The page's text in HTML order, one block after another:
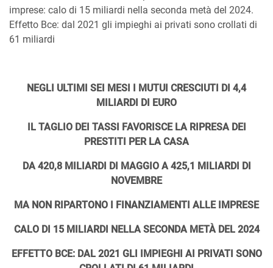
imprese: calo di 15 miliardi nella seconda metà del 2024.
Effetto Bce: dal 2021 gli impieghi ai privati sono crollati di
61 miliardi
NEGLI ULTIMI SEI MESI I MUTUI CRESCIUTI DI 4,4
MILIARDI DI EURO
IL TAGLIO DEI TASSI FAVORISCE LA RIPRESA DEI
PRESTITI PER LA CASA
DA 420,8 MILIARDI DI MAGGIO A 425,1 MILIARDI DI
NOVEMBRE
MA NON RIPARTONO I FINANZIAMENTI ALLE IMPRESE
CALO DI 15 MILIARDI NELLA SECONDA METÀ DEL 2024
EFFETTO BCE: DAL 2021 GLI IMPIEGHI AI PRIVATI SONO